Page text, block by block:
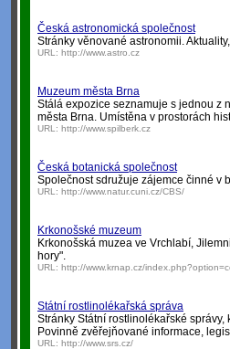
Česká astronomická společnost
Stránky věnované astronomii.
URL: http://www.astro.cz
Muzeum města Brna
Stálá expozice seznamuje s jednou z
města Brna. Umístěna v prostorách
URL: http://www.spilberk.cz
Česká botanická společnost
Společnost sdružuje zájemce činné v
URL: http://www.natur.cuni.cz/CBS/
Krkonošské muzeum
Krkonošská muzea ve Vrchlabí,
hory".
URL: http://www.krnap.cz/
Státní rostlinolékařská správa
Stránky Státní rostlinolékařské
Povinně zvěřejňované informace,
URL: http://www.srs.cz/